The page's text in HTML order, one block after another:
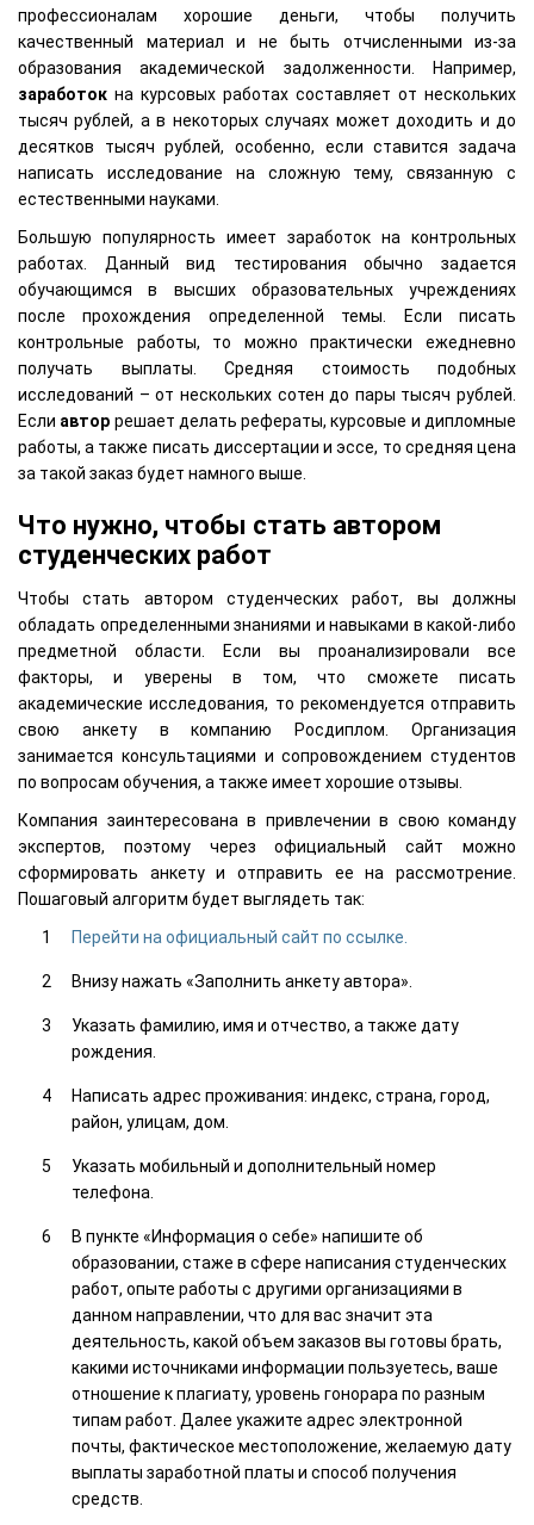
профессионалам хорошие деньги, чтобы получить
качественный материал и не быть отчисленными из-за
образования академической задолженности. Например,
заработок на курсовых работах составляет от нескольких
тысяч рублей, а в некоторых случаях может доходить и до
десятков тысяч рублей, особенно, если ставится задача
написать исследование на сложную тему, связанную с
естественными науками.
Большую популярность имеет заработок на контрольных
работах. Данный вид тестирования обычно задается
обучающимся в высших образовательных учреждениях
после прохождения определенной темы. Если писать
контрольные работы, то можно практически ежедневно
получать выплаты. Средняя стоимость подобных
исследований – от нескольких сотен до пары тысяч рублей.
Если автор решает делать рефераты, курсовые и дипломные
работы, а также писать диссертации и эссе, то средняя цена
за такой заказ будет намного выше.
Что нужно, чтобы стать автором
студенческих работ
Чтобы стать автором студенческих работ, вы должны
обладать определенными знаниями и навыками в какой-либо
предметной области. Если вы проанализировали все
факторы, и уверены в том, что сможете писать
академические исследования, то рекомендуется отправить
свою анкету в компанию Росдиплом. Организация
занимается консультациями и сопровождением студентов
по вопросам обучения, а также имеет хорошие отзывы.
Компания заинтересована в привлечении в свою команду
экспертов, поэтому через официальный сайт можно
сформировать анкету и отправить ее на рассмотрение.
Пошаговый алгоритм будет выглядеть так:
Перейти на официальный сайт по ссылке.
Внизу нажать «Заполнить анкету автора».
Указать фамилию, имя и отчество, а также дату
рождения.
Написать адрес проживания: индекс, страна, город,
район, улицам, дом.
Указать мобильный и дополнительный номер
телефона.
В пункте «Информация о себе» напишите об
образовании, стаже в сфере написания студенческих
работ, опыте работы с другими организациями в
данном направлении, что для вас значит эта
деятельность, какой объем заказов вы готовы брать,
какими источниками информации пользуетесь, ваше
отношение к плагиату, уровень гонорара по разным
типам работ. Далее укажите адрес электронной
почты, фактическое местоположение, желаемую дату
выплаты заработной платы и способ получения
средств.